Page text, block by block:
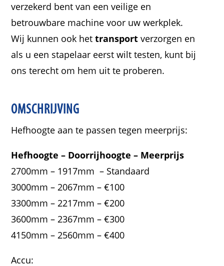
verzekerd bent van een veilige en
betrouwbare machine voor uw werkplek.
Wij kunnen ook hettransport verzorgen en
als u een stapelaar eerst wilt testen, kunt bij
ons terecht om hem uit te proberen.
OMSCHRIJVING
Hefhoogte aan te passen tegen meerprijs:
Hefhoogte – Doorrijhoogte – Meerprijs
2700mm – 1917mm – Standaard
3000mm – 2067mm – €100
3300mm – 2217mm – €200
3600mm – 2367mm – €300
4150mm – 2560mm – €400
Accu: